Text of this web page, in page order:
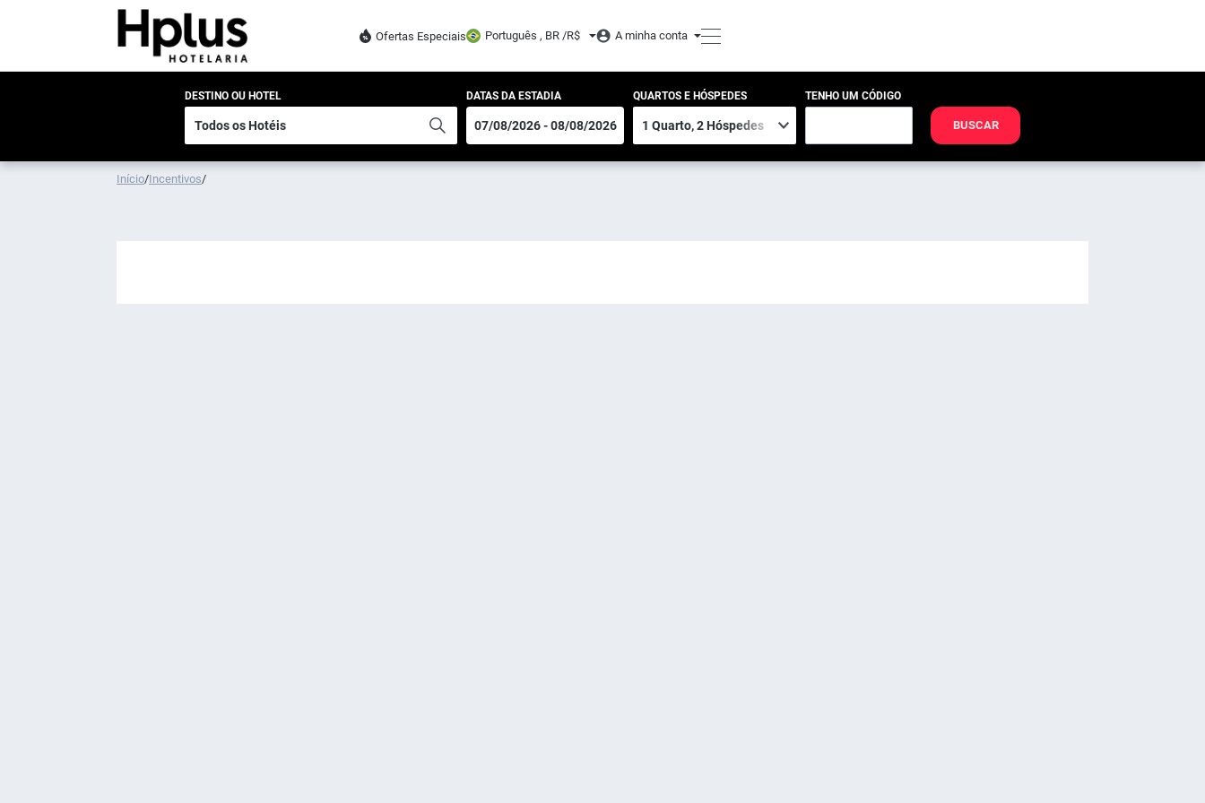
Ofertas Especiais Português , BR /R$ A minha conta
DESTINO OU HOTEL DATAS DA ESTADIA QUARTOS E HÓSPEDES TENHO UM CÓDIGO
BUSCAR
Início/Incentivos/